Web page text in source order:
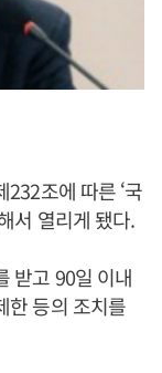
조에 따른 ‘국
서 열리게 됐다.
받고 90일 이내
한 등의 조치를